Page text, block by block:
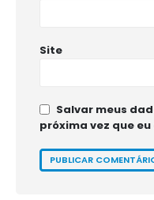
Site
Salvar meus
próxima vez que